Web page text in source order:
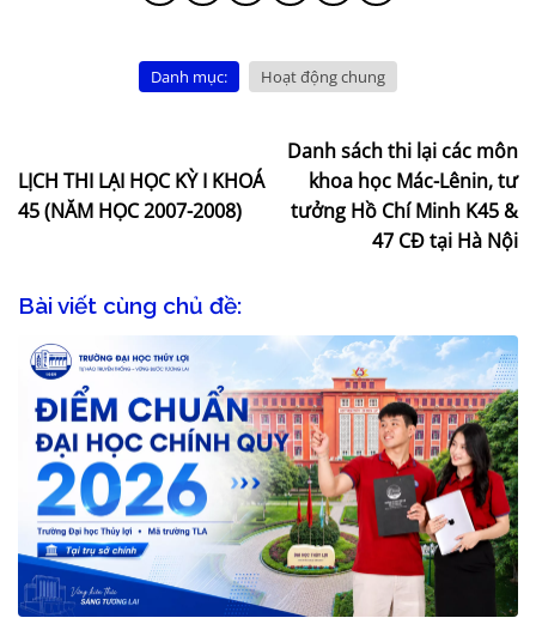
Danh mục: Hoạt động chung
LỊCH THI LẠI HỌC KỲ I KHOÁ
45 (NĂM HỌC 2007-2008)
Danh sách thi lại các môn
khoa học Mác-Lênin, tư
tưởng Hồ Chí Minh K45 &
47 CĐ tại Hà Nội
Bài viết cùng chủ đề: